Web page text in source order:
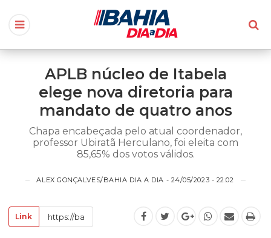
APLB núcleo de Itabela
elege nova diretoria para
mandato de quatro anos
Chapa encabeçada pelo atual coordenador,
professor Ubiratã Herculano, foi eleita com
85,65% dos votos válidos.
ALEX GONÇALVES/BAHIA DIA A DIA - 24/05/2023 - 22:02
Link